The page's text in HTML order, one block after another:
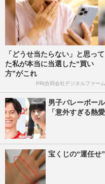
「どうせ当たらない」と思って
た私が本当に当選した“買い
方”がこれ
PR(合同会社デジタルファー
男子バレーボー
「意外すぎる熱
宝くじの“運任せ